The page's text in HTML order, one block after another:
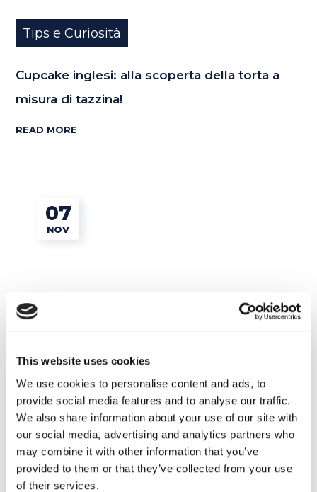
This website uses cookies
We use cookies to personalise content and ads, to
provide social media features and to analyse our traffic.
We also share information about your use of our site with
our social media, advertising and analytics partners who
may combine it with other information that you’ve
provided to them or that they’ve collected from your use
of their services.
Tips e Curiosità
Cupcake inglesi: alla scoperta della torta a
misura di tazzina!
READ MORE
07
NOV
Tips e Curiosità
Quante ore al giorno studiare inglese?
READ MORE